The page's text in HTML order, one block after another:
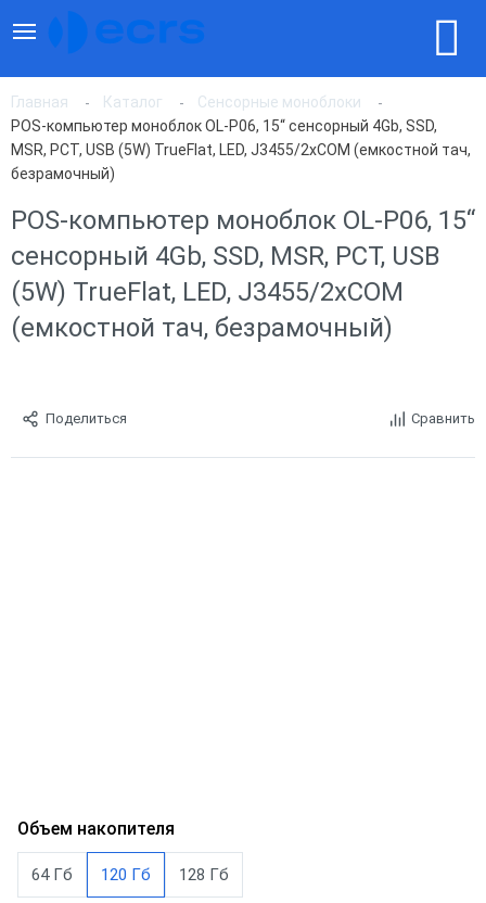
Главная Каталог
Сенсорные моноблоки
POS-компьютер моноблок OL-P06, 15“ сенсорный 4Gb, SSD,
MSR, PCT, USB (5W) TrueFlat, LED, J3455/2xCOM (емкостной тач,
безрамочный)
POS-компьютер моноблок OL-P06, 15“
сенсорный 4Gb, SSD, MSR, PCT, USB
(5W) TrueFlat, LED, J3455/2xCOM
(емкостной тач, безрамочный)
Поделиться Сравнить
Объем накопителя
64 Гб 120 Гб 128 Гб